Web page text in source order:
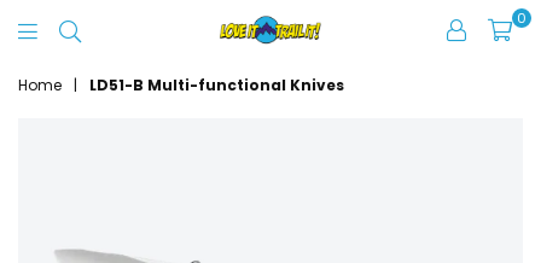
It
0
Home | LD51-B Multi-functional Knives